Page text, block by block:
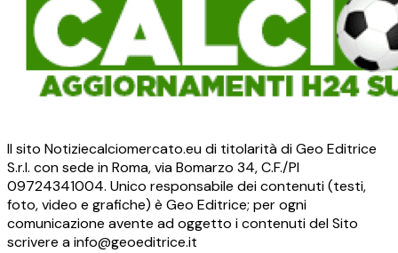
Il sito Notiziecalciomercato.eu di titolarità di Geo Editrice
S.r.l. con sede in Roma, via Bomarzo 34, C.F./PI
09724341004. Unico responsabile dei contenuti (testi,
foto, video e grafiche) è Geo Editrice; per ogni
comunicazione avente ad oggetto i contenuti del Sito
scrivere a info@geoeditrice.it